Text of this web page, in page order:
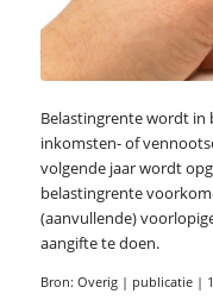
Belastingrente wordt in
inkomsten- of
volgende jaar wordt
belastingrente
(aanvullende)
aangifte te doen.
Bron: Overig | publicatie |